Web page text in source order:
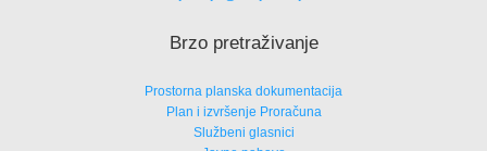
Brzo pretraživanje
Prostorna planska dokumentacija
Plan i izvršenje Proračuna
Službeni glasnici